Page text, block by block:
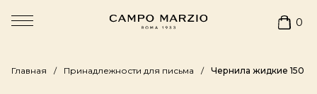
0
Главная Принадлежности для письма Чернила жидкие 150